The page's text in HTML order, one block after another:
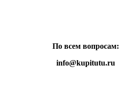
По всем вопросам:
info@kupitutu.ru